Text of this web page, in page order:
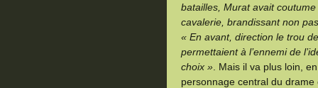
batailles, Murat avait
cavalerie, brandissant non
« En avant, direction le trou
permettaient à l’ennemi de
choix » . Mais il va plus loin,
personnage central du